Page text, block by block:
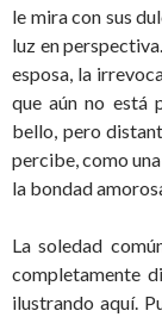
le mira con sus
luz en
esposa, la
que aún no está
bello, pero
percibe, como
la bondad
La soledad
completamente
ilustrando aquí.